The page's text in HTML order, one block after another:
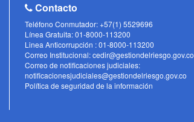
Contacto
Teléfono Conmutador: +57(1) 5529696
Línea Gratuita: 01-8000-113200
Linea Anticorrupción : 01-8000-113200
Correo Institucional: cedir@gestiondelriesgo.gov.co
Correo de notificaciones judiciales:
notificacionesjudiciales@gestiondelriesgo.gov.co
Política de seguridad de la información